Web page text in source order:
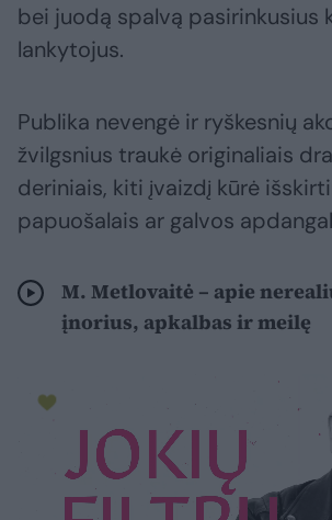
bei juodą spalvą pasirinkusius
lankytojus.
Publika nevengė ir ryškesnių
žvilgsnius traukė originaliais
deriniais, kiti įvaizdį kūrė
papuošalais ar galvos
M. Metlovaitė – apie
įnorius, apkalbas ir meilę